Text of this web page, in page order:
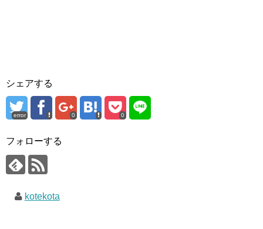
シェアする
error 0 0
フォローする
kotekota